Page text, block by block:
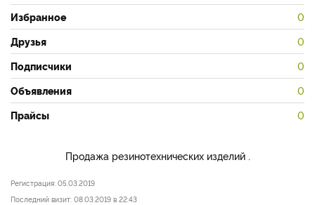
Избранное 0
Друзья 0
Подписчики 0
Объявления 0
Прайсы 0
Продажа резинотехнических изделий .
Регистрация: 05.03.2019
Последний визит: 08.03.2019 в 22:43